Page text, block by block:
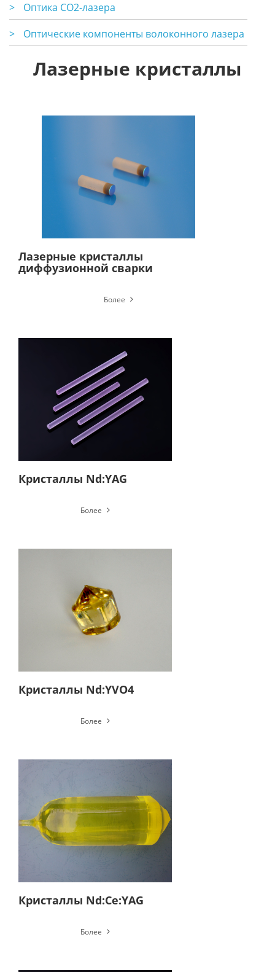
>
Оптика CO2-лазера
>
Оптические компоненты волоконного лазера
Лазерные кристаллы
Лазерные кристаллы
диффузионной сварки
Более
Кристаллы Nd:YAG
Более
Кристаллы Nd:YVO4
Более
Кристаллы Nd:Ce:YAG
Более